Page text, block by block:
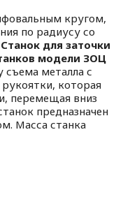
кругом,
по радиусу со
Станок для заточки
модели ЗОЦ
съема металла с
которая
перемещая вниз
предназначен
Масса станка